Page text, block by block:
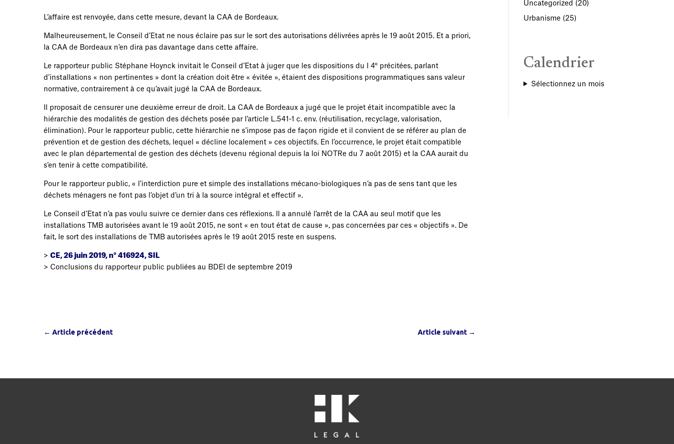
L’affaire est renvoyée, dans cette mesure, devant la CAA de Bordeaux.
Malheureusement, le Conseil d’Etat ne nous éclaire pas sur le sort des autorisations délivrées après le 19 août 2015. Et a priori,
la CAA de Bordeaux n’en dira pas davantage dans cette affaire.
Le rapporteur public Stéphane Hoynck invitait le Conseil d’Etat à juger que les dispositions du I 4° précitées, parlant
d’installations « non pertinentes » dont la création doit être « évitée », étaient des dispositions programmatiques sans valeur
normative, contrairement à ce qu’avait jugé la CAA de Bordeaux.
Il proposait de censurer une deuxième erreur de droit. La CAA de Bordeaux a jugé que le projet était incompatible avec la
hiérarchie des modalités de gestion des déchets posée par l’article L.541-1 c. env. (réutilisation, recyclage, valorisation,
élimination). Pour le rapporteur public, cette hiérarchie ne s’impose pas de façon rigide et il convient de se référer au plan de
prévention et de gestion des déchets, lequel « décline localement » ces objectifs. En l’occurrence, le projet était compatible
avec le plan départemental de gestion des déchets (devenu régional depuis la loi NOTRe du 7 août 2015) et la CAA aurait du
s’en tenir à cette compatibilité.
Pour le rapporteur public, « l’interdiction pure et simple des installations mécano-biologiques n’a pas de sens tant que les
déchets ménagers ne font pas l’objet d’un tri à la source intégral et effectif ».
Le Conseil d’Etat n’a pas voulu suivre ce dernier dans ces réflexions. Il a annulé l’arrêt de la CAA au seul motif que les
installations TMB autorisées avant le 19 août 2015, ne sont « en tout état de cause », pas concernées par ces « objectifs ». De
fait, le sort des installations de TMB autorisées après le 19 août 2015 reste en suspens.
> CE, 26 juin 2019, n° 416924, SIL
> Conclusions du rapporteur public publiées au BDEI de septembre 2019
← Article précédent Article suivant →
Uncategorized (20)
Urbanisme (25)
Calendrier
Sélectionnez un mois